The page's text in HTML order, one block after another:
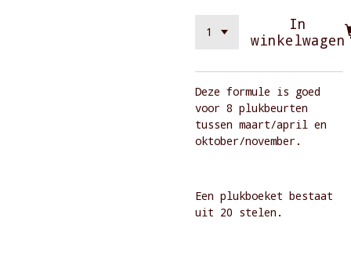
In
winkelwagen
Deze formule is goed
voor 8 plukbeurten
tussen maart/april en
oktober/november.
Een plukboeket bestaat
uit 20 stelen.